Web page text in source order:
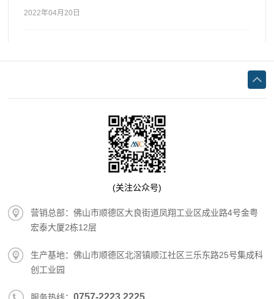
防腐剂有哪些，适用于哪些产品。
2022年04月20日
(关注公众号)
营销总部：佛山市顺德区大良街道凤翔工业区成业路4号金粤
宏泰大厦2栋12层
生产基地：佛山市顺德区北滘镇顺江社区三乐东路25号集成科
创工业园